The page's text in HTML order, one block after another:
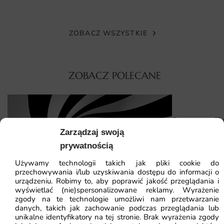
Zarządzaj swoją
prywatnością
Używamy technologii takich jak pliki cookie do
przechowywania i/lub uzyskiwania dostępu do informacji o
urządzeniu. Robimy to, aby poprawić jakość przeglądania i
wyświetlać (nie)spersonalizowane reklamy. Wyrażenie
zgody na te technologie umożliwi nam przetwarzanie
danych, takich jak zachowanie podczas przeglądania lub
unikalne identyfikatory na tej stronie. Brak wyrażenia zgody
bez utraty jej proporcji i kompozycji. Druk dzielimy na
Montaż przebiega szybko: przygotowane podłoże, klej do
tapet i staranne dopasowanie krawędzi to wszystko,
czego potrzeba do uzyskania profesjonalnego efektu. W
razie potrzeby służymy wskazówkami na każdym etapie
Dlaczego warto wybrać tę fototapetę
Decydując się na fototapetę Słuchawki Stereo,
otrzymujesz nie tylko estetyczną dekorację, ale i trwały
produkt, który posłuży na lata. Każdy egzemplarz jest
drukowany na zamówienie z dbałością o szczegóły.
ZOBACZ WSZYSTKIE
ZOBACZ POLECANE
Fototapeta Twister
Fototapeta
Najniższa cena